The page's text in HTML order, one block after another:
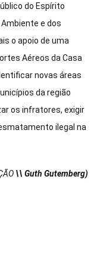
do Espírito
e dos
o apoio de uma
Aéreos da Casa
novas áreas
da região
os infratores, exigir
ilegal na
\\ Guth Gutemberg)